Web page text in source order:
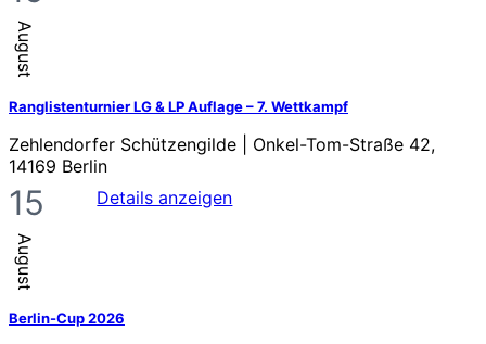
August
Ranglistenturnier LG & LP Auflage – 7. Wettkampf
Zehlendorfer Schützengilde | Onkel-Tom-Straße 42,
14169 Berlin
Details anzeigen
15
August
Berlin-Cup 2026